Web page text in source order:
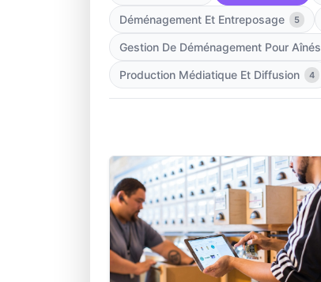
Déménagement Et Entreposage 5
Gestion De Déménagement Pour Aînés
Production Médiatique Et Diffusion 4